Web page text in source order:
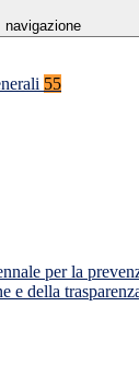
navigazione
55
per la
e della